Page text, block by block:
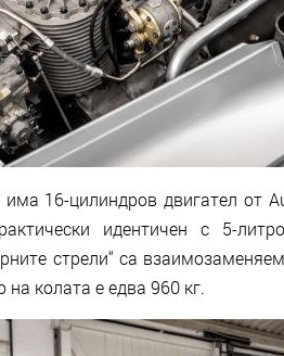
16-цилиндров двигател от
идентичен с 5-
стрели“ са
на колата е едва 960 кг.